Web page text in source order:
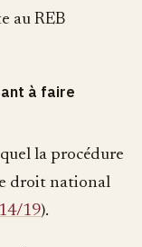
au REB
à faire
la procédure
droit national
19).